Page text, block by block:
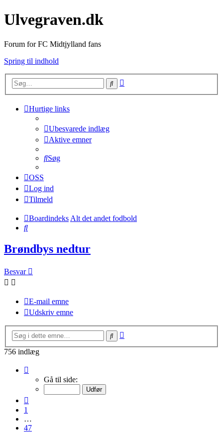
Ulvegraven.dk
Forum for FC Midtjylland fans
Spring til indhold
Søg
Hurtige links
Ubesvarede indlæg
Aktive emner
Søg
OSS
Log ind
Tilmeld
BoardindeksAlt det andet fodbold
Søg
Brøndbys nedtur
Besvar
E-mail emne
Udskriv emne
Søg
756 indlæg
51
Gå til side:
1
…
47